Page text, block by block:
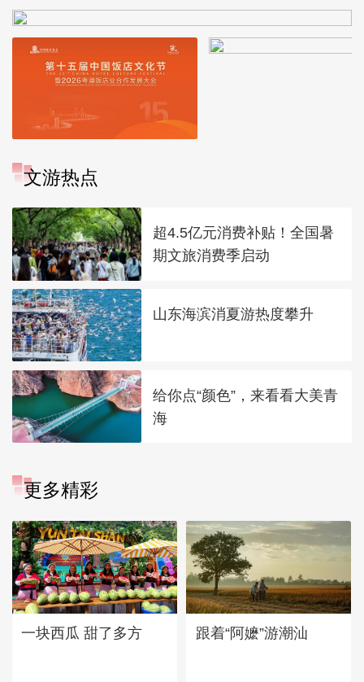
文游热点
超4.5亿元消费补贴！全国暑
期文旅消费季启动
山东海滨消夏游热度攀升
给你点“颜色”，来看看大美青
海
更多精彩
一块西瓜 甜了多方 跟着“阿嬷”游潮汕